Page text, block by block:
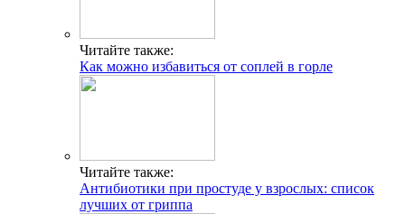
Читайте также:
Как можно избавиться от соплей в горле
Читайте также:
Антибиотики при простуде у взрослых: список
лучших от гриппа